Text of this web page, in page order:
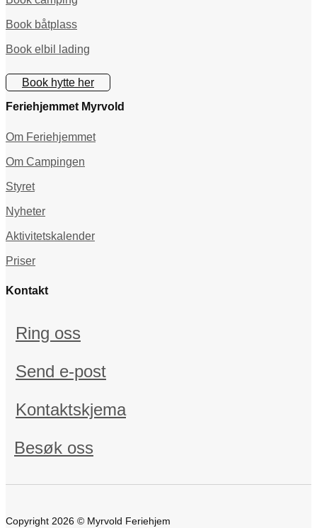
Book båtplass
Book elbil lading
Book hytte her
Feriehjemmet Myrvold
Om Feriehjemmet
Om Campingen
Styret
Nyheter
Aktivitetskalender
Priser
Kontakt
Ring oss
Send e-post
Kontaktskjema
Besøk oss
Copyright 2026 © Myrvold Feriehjem